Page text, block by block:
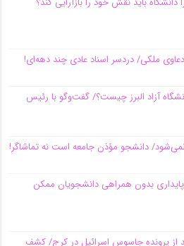
ملکی/ دردسر اسناد عادی چند‌ دهه‌ای!
آزاد البرز چیست؟/ گفت‌وگو با رئیس
دانشجو مؤذن جامعه است نه تماشاگر!
بدون همراهی دانشجویان ممکن
از پرونده جاسوس اسرائیل در کرج/‌ کشف